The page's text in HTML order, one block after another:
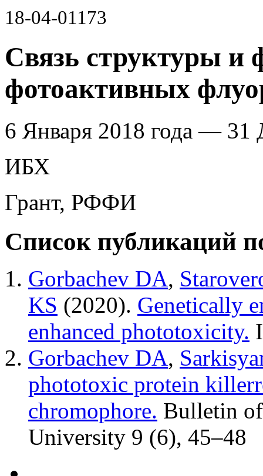
18-04-01173
Связь структуры и
фотоактивных
6 Января 2018 года — 31
ИБХ
Грант, РФФИ
Список публикаций
Gorbachev DA,
KS (2020). Genetically
enhanced phototoxicity.
Gorbachev DA,
phototoxic protein
chromophore. Bulletin
University 9 (6), 45–48